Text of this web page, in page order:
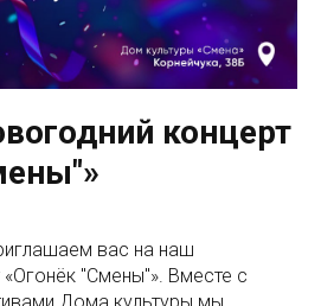
концерт
вас на наш
«Огонёк "Смены"». Вместе с